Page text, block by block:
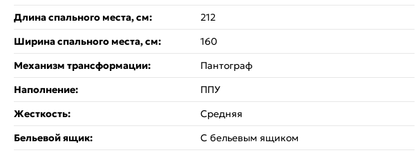
Длина спального места, см:
212
Ширина спального места, см:
160
Механизм трансформации:
Пантограф
Наполнение:
ППУ
Жесткость:
Средняя
Бельевой ящик:
С бельевым ящиком